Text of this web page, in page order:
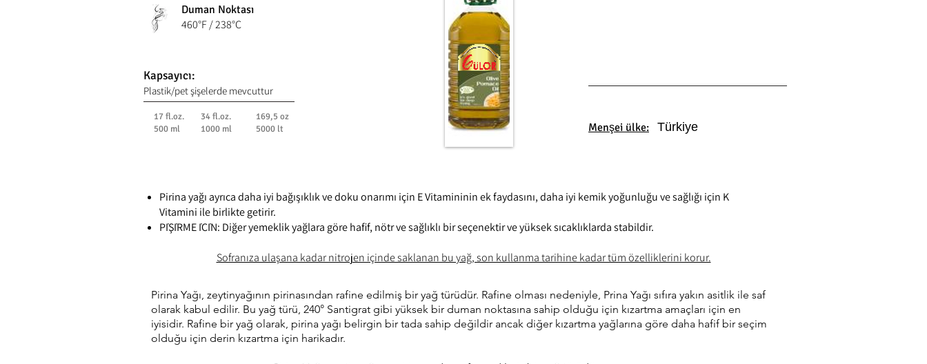
Duman Noktası
460°F / 238°C
Kapsayıcı:
Plastik/pet şişelerde mevcuttur
17 fl.oz.
500 ml
34 fl.oz.
1000 ml
169,5 oz
5000 lt
Menşei ülke: Türkiye
Pirina yağı ayrıca daha iyi bağışıklık ve doku onarımı için E Vitamininin ek faydasını, daha iyi kemik yoğunluğu ve sağlığı için K
Vitamini ile birlikte getirir.
PİŞİRME İÇİN: Diğer yemeklik yağlara göre hafif, nötr ve sağlıklı bir seçenektir ve yüksek sıcaklıklarda stabildir.
Sofranıza ulaşana kadar nitrojen içinde saklanan bu yağ, son kullanma tarihine kadar tüm özelliklerini korur.
Pirina Yağı, zeytinyağının pirinasından rafine edilmiş bir yağ türüdür. Rafine olması nedeniyle, Prina Yağı sıfıra yakın asitlik ile saf
olarak kabul edilir. Bu yağ türü, 240° Santigrat gibi yüksek bir duman noktasına sahip olduğu için kızartma amaçları için en
iyisidir. Rafine bir yağ olarak, pirina yağı belirgin bir tada sahip değildir ancak diğer kızartma yağlarına göre daha hafif bir seçim
olduğu için derin kızartma için harikadır.